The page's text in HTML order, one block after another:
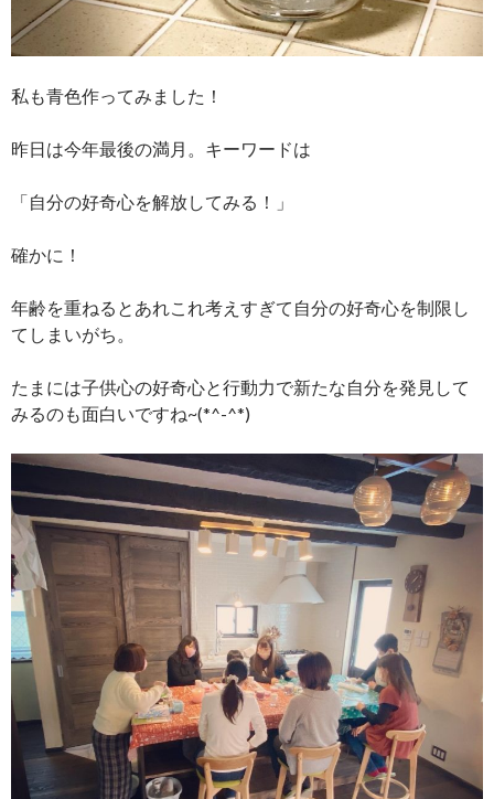
私も青色作ってみました！
昨日は今年最後の満月。キーワードは
「自分の好奇心を解放してみる！」
確かに！
年齢を重ねるとあれこれ考えすぎて自分の好奇心を制限し
てしまいがち。
たまには子供心の好奇心と行動力で新たな自分を発見して
みるのも面白いですね~(*^-^*)